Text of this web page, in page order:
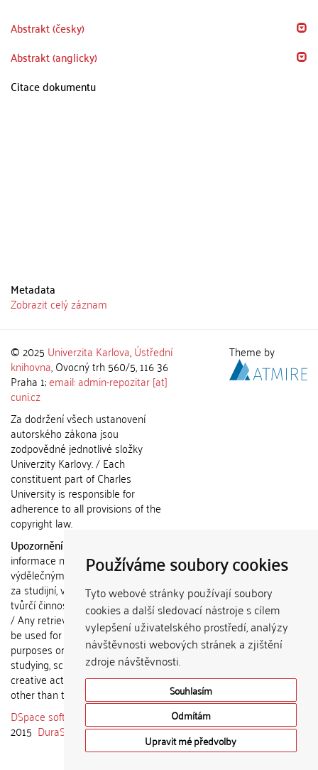
Používáme soubory cookies
Tyto webové stránky používají soubory
cookies a další sledovací nástroje s cílem
vylepšení uživatelského prostředí, analýzy
návštěvnosti webových stránek a zjištění
zdroje návštěvnosti.
Souhlasím
Odmítám
Upravit mé předvolby
Abstrakt (česky)
Abstrakt (anglicky)
Citace dokumentu
Metadata
Zobrazit celý záznam
© 2025 Univerzita Karlova,Ústřední
knihovna, Ovocný trh 560/5, 116 36
Praha 1;email: admin-repozitar [at]
cuni.cz
Za dodržení všech ustanovení
autorského zákona jsou
zodpovědné jednotlivé složky
Univerzity Karlovy. / Each
constituent part of Charles
University is responsible for
adherence to all provisions of the
copyright law.
Upozornění / Notice:
informace nemohou být použity k
výdělečným účelům nebo vydávány
za studijní, vědeckou nebo jinou
tvůrčí činnost jiné osoby než autora.
/ Any retrieved information shall not
be used for any commercial
purposes or claimed as results of
studying, scientific or any other
creative activities of any person
other than the author.
DSpace software
copyright © 2002-
2015 DuraSpace
Theme by